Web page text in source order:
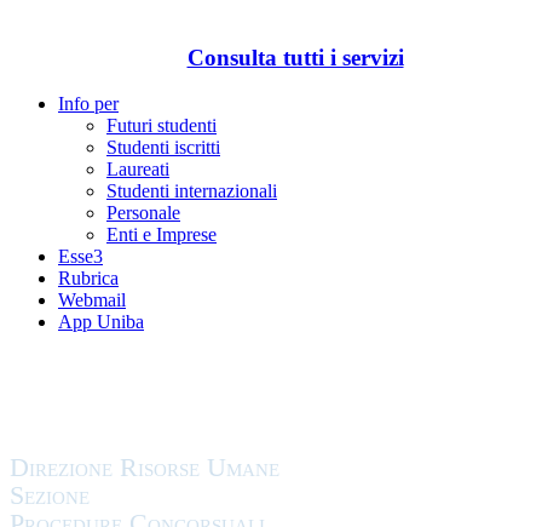
Consulta tutti i servizi
Info per
Futuri studenti
Studenti iscritti
Laureati
Studenti internazionali
Personale
Enti e Imprese
Esse3
Rubrica
Webmail
App Uniba